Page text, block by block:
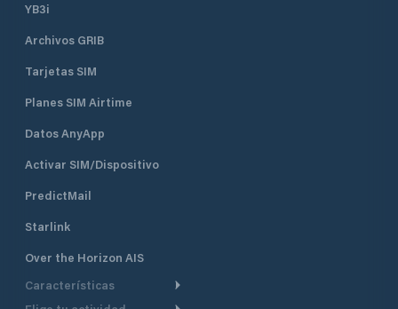
YB3i
Archivos GRIB
Tarjetas SIM
Planes SIM Airtime
Datos AnyApp
Activar SIM/Dispositivo
PredictMail
Starlink
Over the Horizon AIS
Características